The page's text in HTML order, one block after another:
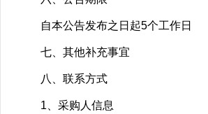
自本公告发布之日起5个工作日
七、其他补充事宜
八、联系方式
1、采购人信息